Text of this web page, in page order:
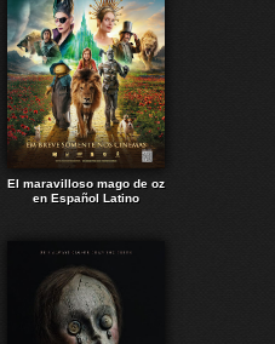
El maravilloso mago de oz
en Español Latino